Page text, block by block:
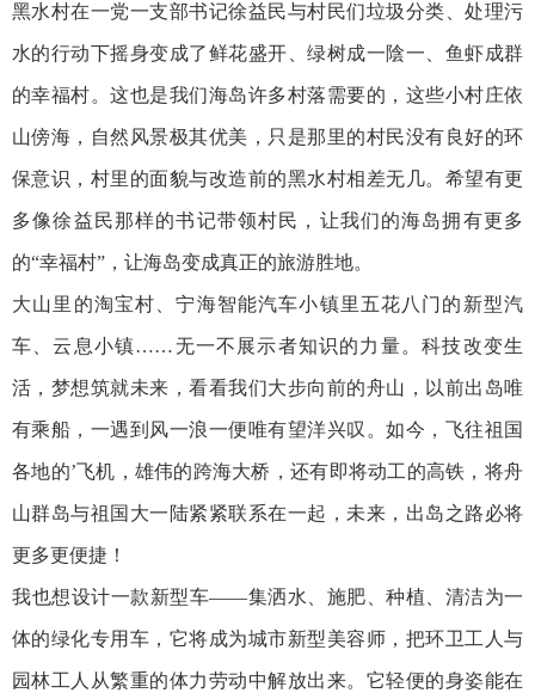
黑水村在一党一支部书记徐益民与村民们垃圾分类、处理污
水的行动下摇身变成了鲜花盛开、绿树成一陰一、鱼虾成群
的幸福村。这也是我们海岛许多村落需要的，这些小村庄依
山傍海，自然风景极其优美，只是那里的村民没有良好的环
保意识，村里的面貌与改造前的黑水村相差无几。希望有更
多像徐益民那样的书记带领村民，让我们的海岛拥有更多
的“幸福村”，让海岛变成真正的旅游胜地。
大山里的淘宝村、宁海智能汽车小镇里五花八门的新型汽
车、云息小镇……无一不展示者知识的力量。科技改变生
活，梦想筑就未来，看看我们大步向前的舟山，以前出岛唯
有乘船，一遇到风一浪一便唯有望洋兴叹。如今，飞往祖国
各地的’飞机，雄伟的跨海大桥，还有即将动工的高铁，将舟
山群岛与祖国大一陆紧紧联系在一起，未来，出岛之路必将
更多更便捷！
我也想设计一款新型车——集洒水、施肥、种植、清洁为一
体的绿化专用车，它将成为城市新型美容师，把环卫工人与
园林工人从繁重的体力劳动中解放出来。它轻便的身姿能在